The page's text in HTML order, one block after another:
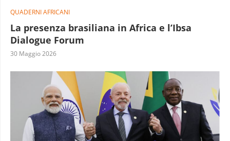
QUADERNI AFRICANI
La presenza brasiliana in Africa e l’Ibsa
Dialogue Forum
30 Maggio 2026